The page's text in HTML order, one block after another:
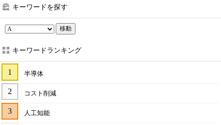
キーワードを探す
移動
キーワードランキング
半導体
コスト削減
人工知能